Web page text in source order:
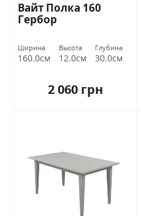
Вайт Полка 160
Гербор
Ширина
160.0см
Высота
12.0см
Глубина
30.0см
2 060 грн